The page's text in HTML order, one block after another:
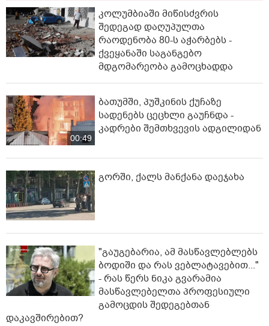
კოლუმბიაში მიწისძვრის
შედეგად დაღუპულთა
რაოდენობა 80-ს აჭარბებს -
ქვეყანაში საგანგებო
მდგომარეობა გამოცხადდა
00:49
ბათუმში, პუშკინის ქუჩაზე
სადენებს ცეცხლი გაუჩნდა -
კადრები შემთხვევის ადგილიდან
გორში, ქალს მანქანა დაეჯახა
"გაუგებარია, ამ მასწავლებლებს
ბოდიში და რას ვებლატავებით..."
- რას წერს ნიკა გვარამია
მასწავლებელთა პროფესიული
გამოცდის შედეგებთან
დაკავშირებით?